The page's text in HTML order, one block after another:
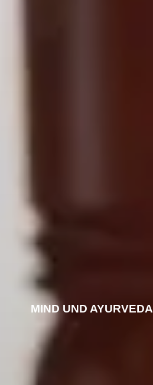
MIND UND AYURVEDA